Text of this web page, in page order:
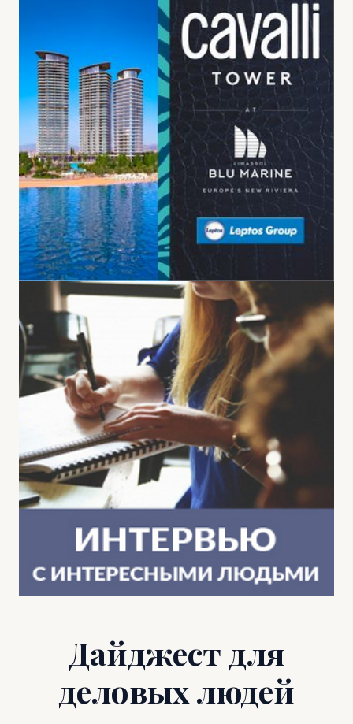
Дайджест для
деловых людей